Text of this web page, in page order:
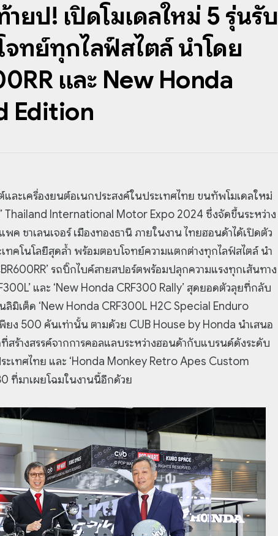
ยปี! เปิดโมเดลใหม่ 5 รุ่นรับ
ทย์ทุกไลฟ์สไตล์ นำโดย
และ New Honda
Edition
ละเครื่องยนต์อเนกประสงค์ในประเทศไทย ขนทัพโมเดลใหม่
Thailand International Motor Expo 2024 ซึ่งจัดขึ้นระหว่าง
ชาเลนเจอร์ เมืองทองธานี ภายในงาน ไทยฮอนด้าได้เปิดตัว
คโนโลยีสุดล้ำ พร้อมตอบโจทย์ความแตกต่างทุกไลฟ์สไตล์ นำ
รถบิ๊กไบค์สายสปอร์ตพร้อมปลุกความแรงทุกเส้นทาง
และ ‘New Honda CRF300 Rally’ สุดยอดตัวลุยที่กลับ
ลิมิเต็ด ‘New Honda CRF300L H2C Special Enduro
ง 500 คันเท่านั้น ตามด้วย CUB House by Honda นำเสนอ
สร้างสรรค์จากการคอลแลบระหว่างฮอนด้ากับแบรนด์ดังระดับ
เทศไทย และ ‘Honda Monkey Retro Apes Custom
ที่มาเผยโฉมในงานนี้อีกด้วย